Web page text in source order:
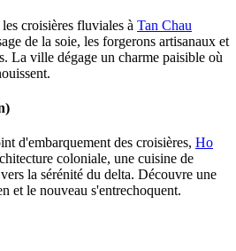
croisières fluviales à Tan Chau
de la soie, les forgerons artisanaux et
La ville dégage un charme paisible où
d'embarquement des croisières, Ho
coloniale, une cuisine de
la sérénité du delta. Découvre une
et le nouveau s'entrechoquent.